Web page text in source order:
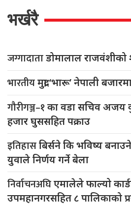
भर्खरै
जग्गादाताडोमालाल
भारतीयमुद्रा ‘भारू’ नेपाली
गौरीगञ्ज–१का वडा सचिव अजय
हजार घुससहित पक्राउ
इतिहासबिर्सने कि भविष्य
युवाले निर्णय गर्ने बेला
निर्वाचनअघिएमालेले फाल्यो
उपमहानगरसहित ८ पालिकाको